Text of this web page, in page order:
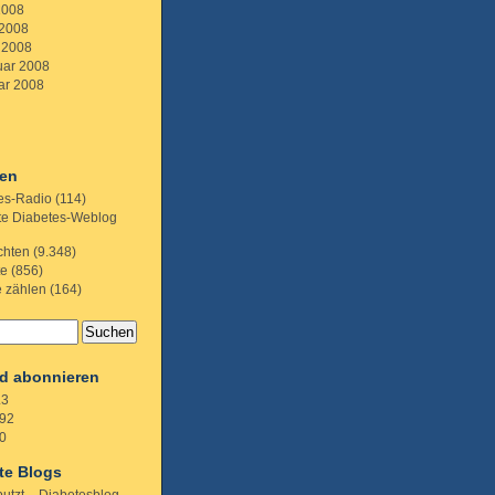
2008
2008
Radio (114)
Diabetes-Weblog
(9.348)
(856)
zählen (164)
abonnieren
Blogs